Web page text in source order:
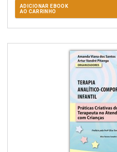
ADICIONAR EBOOK
AO CARRINHO